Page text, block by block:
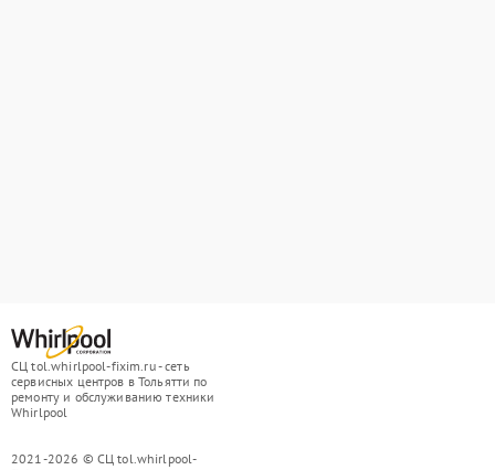
СЦ tol.whirlpool-fixim.ru - сеть
сервисных центров в Тольятти по
ремонту и обслуживанию техники
Whirlpool
2021-2026 © СЦ tol.whirlpool-